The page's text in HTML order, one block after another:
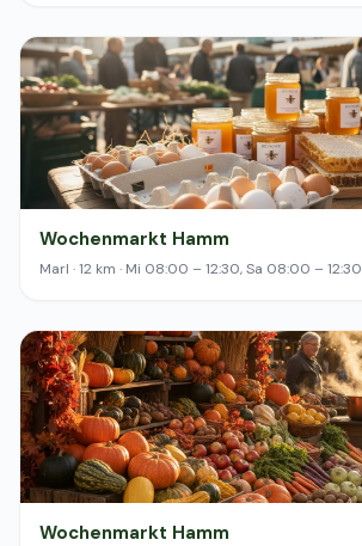
Wochenmarkt Hamm
Marl · 12 km · Mi 08:00 – 12:30, Sa 08:00 – 12:30
Wochenmarkt Hamm